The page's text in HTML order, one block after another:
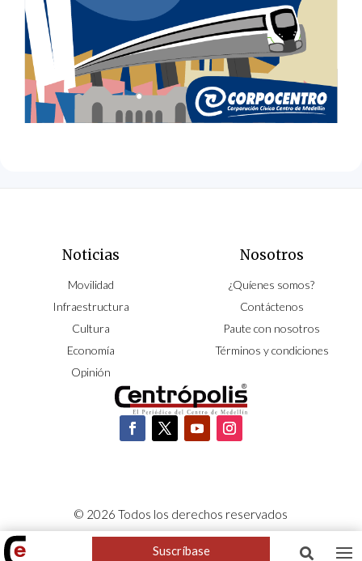
Noticias
Movilidad
Infraestructura
Cultura
Economía
Opinión
Nosotros
¿Quíenes somos?
Contáctenos
Paute con nosotros
Términos y condiciones
© 2026 Todos los derechos reservados
CORPOCENTRO | Hecho con pasión porNeoCiclo
Suscríbase
